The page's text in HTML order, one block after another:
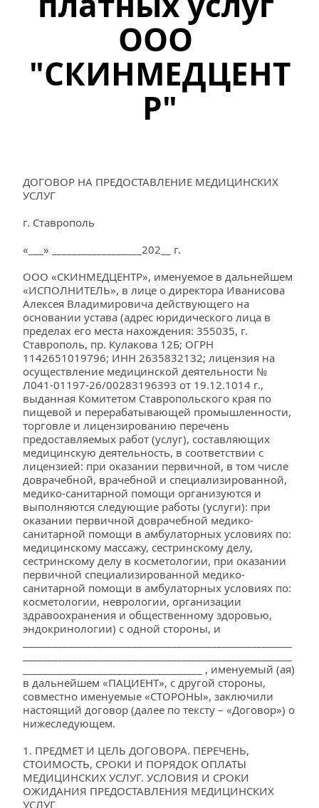
ООО
"СКИНМЕДЦЕНТ
Р"
ДОГОВОР НА ПРЕДОСТАВЛЕНИЕ МЕДИЦИНСКИХ
УСЛУГ
г. Ставрополь
«___» __________________202__ г.
ООО «СКИНМЕДЦЕНТР», именуемое в дальнейшем
«ИСПОЛНИТЕЛЬ», в лице о директора Иванисова
Алексея Владимировича действующего на
основании устава (адрес юридического лица в
пределах его места нахождения: 355035, г.
Ставрополь, пр. Кулакова 12Б; ОГРН
1142651019796; ИНН 2635832132; лицензия на
осуществление медицинской деятельности №
Л041-01197-26/00283196393 от 19.12.1014 г.,
выданная Комитетом Ставропольского края по
пищевой и перерабатывающей промышленности,
торговле и лицензированию перечень
предоставляемых работ (услуг), составляющих
медицинскую деятельность, в соответствии с
лицензией: при оказании первичной, в том числе
доврачебной, врачебной и специализированной,
медико-санитарной помощи организуются и
выполняются следующие работы (услуги): при
оказании первичной доврачебной медико-
санитарной помощи в амбулаторных условиях по:
медицинскому массажу, сестринскому делу,
сестринскому делу в косметологии, при оказании
первичной специализированной медико-
санитарной помощи в амбулаторных условиях по:
косметологии, неврологии, организации
здравоохранения и общественному здоровью,
эндокринологии) с одной стороны, и
____________________________________ , именуемый (ая)
в дальнейшем «ПАЦИЕНТ», с другой стороны,
совместно именуемые «СТОРОНЫ», заключили
настоящий договор (далее по тексту – «Договор») о
нижеследующем.
1. ПРЕДМЕТ И ЦЕЛЬ ДОГОВОРА. ПЕРЕЧЕНЬ,
СТОИМОСТЬ, СРОКИ И ПОРЯДОК ОПЛАТЫ
МЕДИЦИНСКИХ УСЛУГ. УСЛОВИЯ И СРОКИ
ОЖИДАНИЯ ПРЕДОСТАВЛЕНИЯ МЕДИЦИНСКИХ
УСЛУГ